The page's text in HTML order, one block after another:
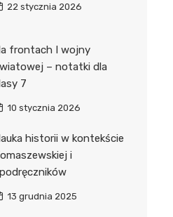
22 stycznia 2026
frontach I wojny
– notatki dla
7
10 stycznia 2026
historii w kontekście
i
13 grudnia 2025